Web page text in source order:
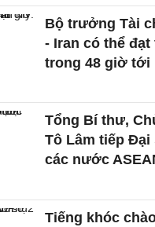
Bộ trưởng Tài
- Iran có thể đạt
trong 48 giờ tới
Tổng Bí thư,
Tô Lâm tiếp
các nước
Tiếng khóc